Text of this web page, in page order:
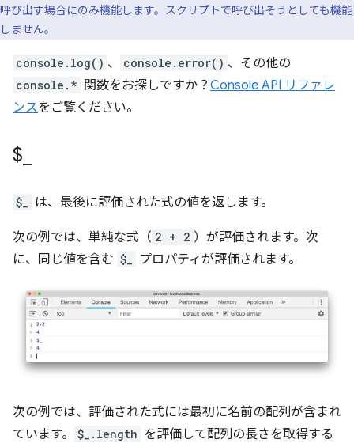
呼び出す場合にのみ機能します。スクリプトで呼び出そうとしても機能
しません。
console.log() 、 console.error() 、その他の
console.* 関数をお探しですか？ Console API リファレ
ンスをご覧ください。
$
$_ は、最後に評価された式の値を返します。
次の例では、単純な式（ 2 + 2 ）が評価されます。次
に、同じ値を含む $_ プロパティが評価されます。
次の例では、評価された式には最初に名前の配列が含まれ
ています。
$_.length を評価して配列の長さを取得する